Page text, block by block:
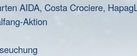
AIDA, Costa Crociere,
Aktion